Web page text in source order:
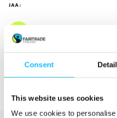
Consent
This website uses cookies
We use cookies to
JAA: